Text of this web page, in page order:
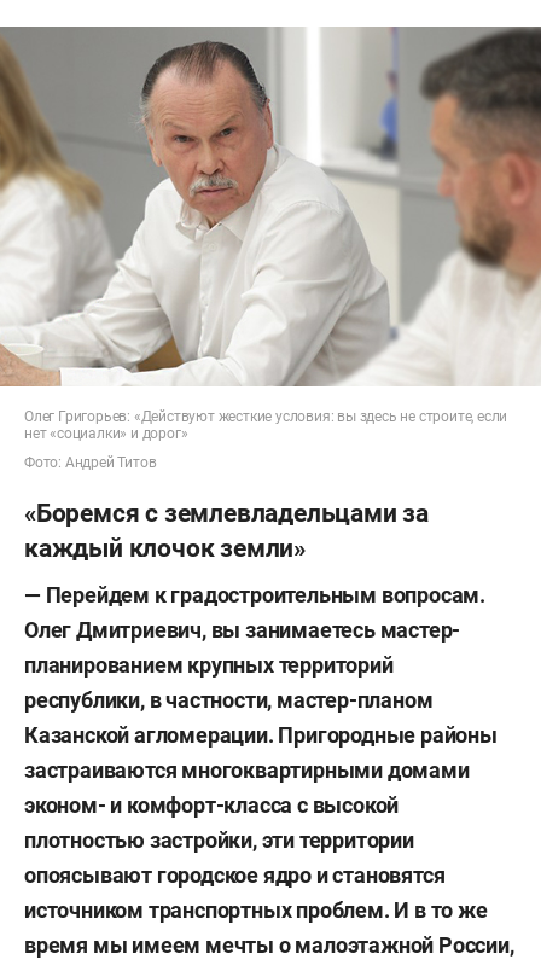
Олег Григорьев: «Действуют жесткие условия: вы здесь не строите, если
нет «социалки» и дорог»
Фото: Андрей Титов
«Боремся с землевладельцами за
каждый клочок земли»
— Перейдем к градостроительным вопросам.
Олег Дмитриевич, вы занимаетесь мастер-
планированием крупных территорий
республики, в частности, мастер-планом
Казанской агломерации. Пригородные районы
застраиваются многоквартирными домами
эконом- и комфорт-класса с высокой
плотностью застройки, эти территории
опоясывают городское ядро и становятся
источником транспортных проблем. И в то же
время мы имеем мечты о малоэтажной России,